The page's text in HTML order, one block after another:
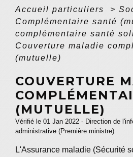
Accueil particuliers >
Complémentaire santé
complémentaire santé
Couverture maladie
(mutuelle)
COUVERTURE
(MUTUELLE)
Vérifié le 01 Jan 2022 - Direction de
administrative (Première ministre)
L'Assurance maladie (Sécurité